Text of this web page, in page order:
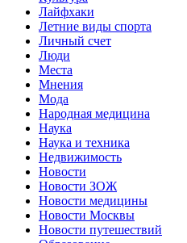
Лайфхаки
Летние виды спорта
Личный счет
Люди
Места
Мнения
Мода
Народная медицина
Наука
Наука и техника
Недвижимость
Новости
Новости ЗОЖ
Новости медицины
Новости Москвы
Новости путешествий